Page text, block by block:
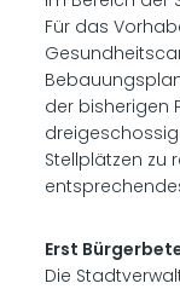
Für das
der bisherigen
Stellplätzen zu
Erst
Die